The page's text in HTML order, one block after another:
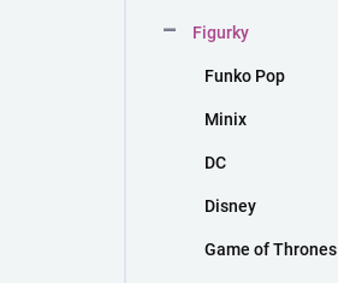
Figurky
Funko Pop
Minix
DC
Disney
Game of Thrones